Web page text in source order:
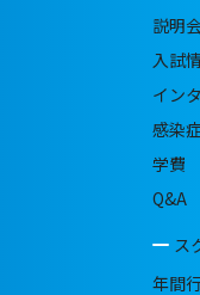
説明
入試
イン
感染
学費
Q&A
ス
年間